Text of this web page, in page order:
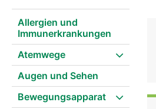
Allergien und
Immunerkrankungen
Atemwege
Augen und Sehen
Bewegungsapparat